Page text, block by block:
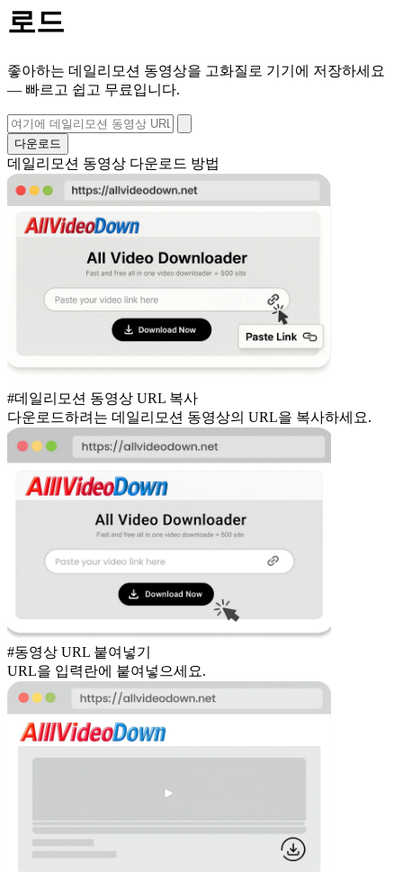
로드
좋아하는 데일리모션 동영상을 고화질로 기기에 저장하세요
— 빠르고 쉽고 무료입니다.
다운로드
데일리모션 동영상 다운로드 방법
#데일리모션 동영상 URL 복사
다운로드하려는 데일리모션 동영상의 URL을 복사하세요.
#동영상 URL 붙여넣기
URL을 입력란에 붙여넣으세요.